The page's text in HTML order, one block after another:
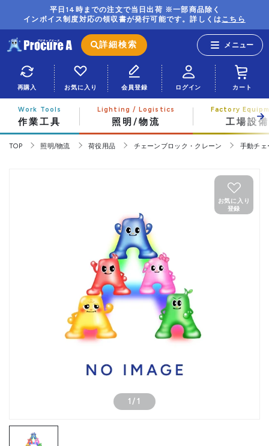
平日14時までの注文で当日出荷 ※一部商品除く
インボイス制度対応の領収書が発行可能です。詳しくはこちら
詳細検索
再購入 お気に入り 会員登録 ログイン カート
作業工具 照明/物流 工場設備
TOP 照明/物流 荷役用品 チェーンブロック・クレーン 手動チェ
1 / 1
お気に入り
登録